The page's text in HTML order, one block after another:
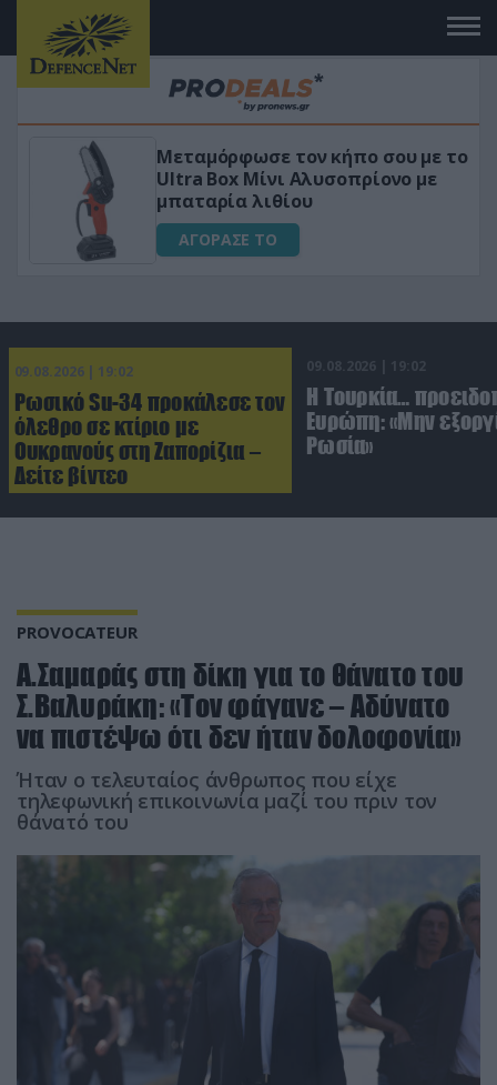
«Μαγική» φόρμουλα τριβόλι + VIP
για αύξηση της λίμπιντο
ΑΓΟΡΑΣΕ ΤΟ
09.08.2026 | 19:02
Ρωσικό Su-34 προκάλεσε τον
όλεθρο σε κτίριο με
Ουκρανούς στη Ζαπορίζια –
Δείτε βίντεο
09.08.2026 | 19:02
Η Τουρκία…
Ευρώπη: «Μην
Ρωσία»
PROVOCATEUR
Α.Σαμαράς στη δίκη για το θάνατο του
Σ.Βαλυράκη: «Τον φάγανε – Αδύνατο
να πιστέψω ότι δεν ήταν δολοφονία»
Ήταν ο τελευταίος άνθρωπος που είχε
τηλεφωνική επικοινωνία μαζί του πριν τον
θάνατό του